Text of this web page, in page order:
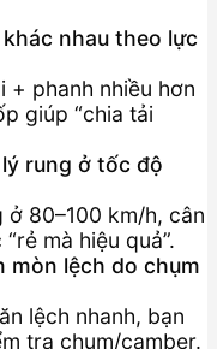
nhau theo lực
+ phanh nhiều hơn
giúp “chia tải
rung ở tốc độ
80–100 km/h, cân
mà hiệu quả”.
mòn lệch do chụm
lệch nhanh, bạn
tra chụm/camber.